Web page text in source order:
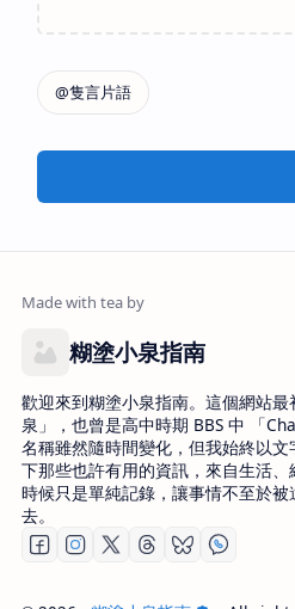
糊塗小泉指南
歡迎來到糊塗小泉指南。這個網站
泉」，也曾是高中時期 BBS 中 「
名稱雖然隨時間變化，但我始終以
下那些也許有用的資訊，來自生活
時候只是單純記錄，讓事情不至於
去。